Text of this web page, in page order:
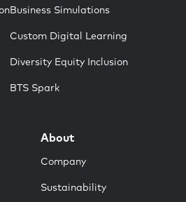
Business Simulations
Custom Digital Learning
Diversity Equity Inclusion
BTS Spark
About
Company
Sustainability